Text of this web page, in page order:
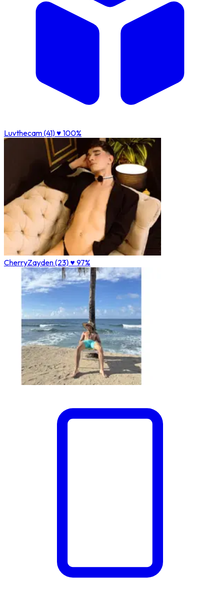
Luvthecam (41)♥ 100%
CherryZayden (23)♥ 97%